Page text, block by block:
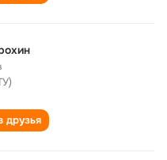
друзья